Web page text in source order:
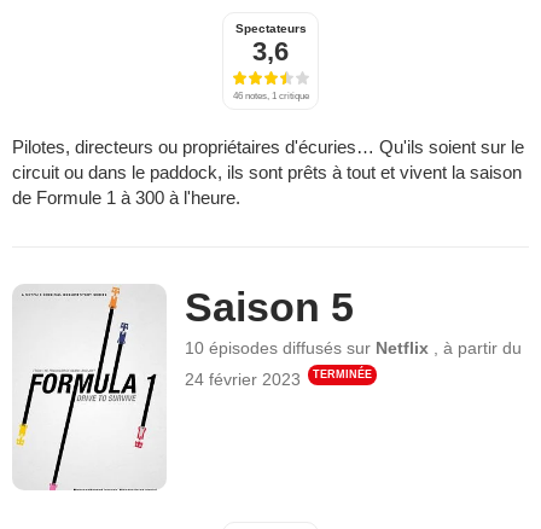
Spectateurs
3,6
46 notes, 1 critique
Pilotes, directeurs ou propriétaires d'écuries… Qu'ils soient sur le
circuit ou dans le paddock, ils sont prêts à tout et vivent la saison
de Formule 1 à 300 à l'heure.
Saison 5
10 épisodes diffusés sur Netflix ,à partir du
24 février 2023
TERMINÉE